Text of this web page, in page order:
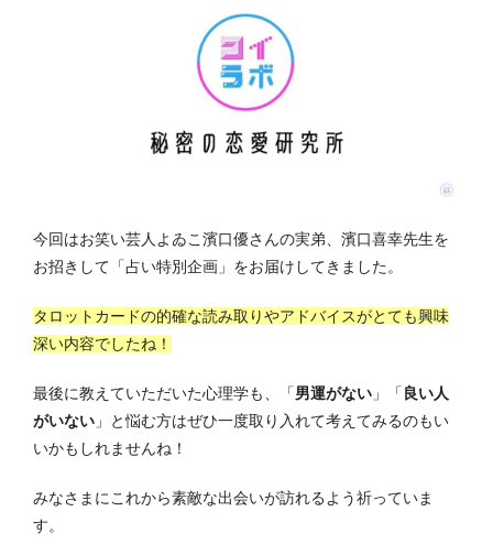
今回はお笑い芸人よゐこ濱口優さんの実弟、濱口喜幸先生を
お招きして「占い特別企画」をお届けしてきました。
タロットカードの的確な読み取りやアドバイスがとても興味
深い内容でしたね！
最後に教えていただいた心理学も、「男運がない 」「良い人
がいない 」と悩む方はぜひ一度取り入れて考えてみるのもい
いかもしれませんね！
みなさまにこれから素敵な出会いが訪れるよう祈っていま
す。